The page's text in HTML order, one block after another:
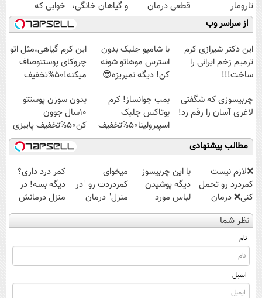
تارومار
ازبین‌برنده انواع
عنکبوت
قطعی درمان
کنید!
◗پرسش‌نامه◖
و گیاهان خانگی،
نابودکننده انواع
حشرات خانگی و
آفات
خوابی که
میلیاردر شد.
آموزش رایگان
از سراسر وب
این دکتر شیرازی کرم
ترمیم زخم ایرانی را
ساخت!!!
با شامپو جلبک بدون
استرس موهاتو شونه
کن! دیگه نمیریزه😎
این کرم گیاهی،مثل اتو
چروکای پوستتوصاف
میکنه!50%تخفیف
چربیسوزی که شگفتی
لاغری آسان را رقم زد!
بمب جوانساز! کرم
بوتاکس جلبک
اسپیرولینا50%تخفیف
بدون سوزن پوستتو
10سال جوون
کن50%تخفیف پاییزی
مطالب پیشنهادی
❌لازم نیست
کمردرد رو تحمل
کنی❌ درمان
بدون جراحی و
قرص
(پرسشنامه)
با این چربیسوز
دیگه پوشیدن
لباس مورد
علاقت آرزو
میخوای
کمردردت رو "در
منزل" درمان
کنی؟ (◂فیلم +
کمر درد داری؟
دیگه بسه! در
منزل درمانش
کن
نظر شما
نام
ایمیل